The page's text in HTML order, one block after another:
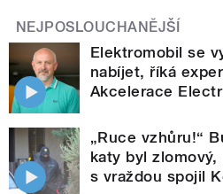
NEJPOSLOUCHANĚJŠÍ
Elektromobil se
nabíjet, říká
Akcelerace
„Ruce vzhůru!“
katy byl zlomový,
s vraždou spojil